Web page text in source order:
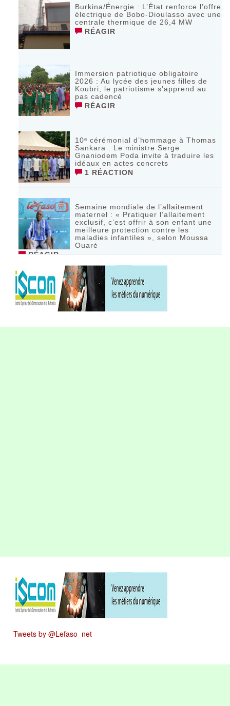
Burkina/Énergie : L’État renforce l’offre
électrique de Bobo-Dioulasso avec une
centrale thermique de 26,4 MW
RÉAGIR
Immersion patriotique obligatoire
2026 : Au lycée des jeunes filles de
Koubri, le patriotisme s’apprend au
pas cadencé
RÉAGIR
10ᵉ cérémonial d’hommage à Thomas
Sankara : Le ministre Serge
Gnaniodem Poda invite à traduire les
idéaux en actes concrets
1 RÉACTION
Semaine mondiale de l’allaitement
maternel : « Pratiquer l’allaitement
exclusif, c’est offrir à son enfant une
meilleure protection contre les
maladies infantiles », selon Moussa
Ouaré
RÉAGIR
Tweets by @Lefaso_net